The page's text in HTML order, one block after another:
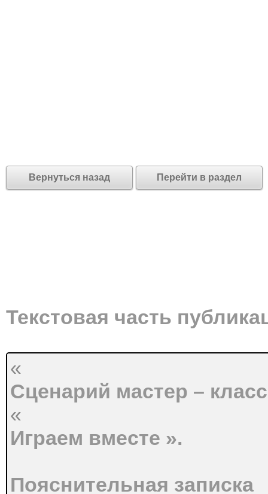
Вернуться назад Перейти в раздел
Текстовая часть
«
Сценарий мастер –
«
Играем вместе ».
Пояснительная записка